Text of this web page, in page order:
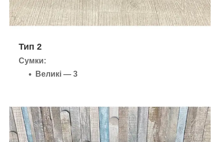
Тип 2
Сумки:
Великі — 3